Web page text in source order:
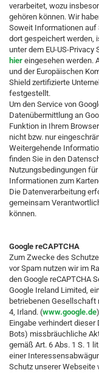
verarbeitet, wozu
gehören können. Wir
Soweit Informationen auf
dort gespeichert werden,
unter dem EU-US-
hier eingesehen werden.
und der Europäischen
Shield zertifizierte
festgestellt.
Um den Service von
Datenübermittlung an
Funktion in Ihrem
nicht bzw. nur
Weitergehende
finden Sie in den
Nutzungsbedingungen für
Informationen zum
Die Datenverarbeitung
gemeinsam
können.
Google reCAPTCHA
Zum Zwecke des
vor Spam nutzen wir im
den Google reCAPTCHA
Google Ireland Limited,
betriebenen Gesellschaft
4, Irland. (www.google.de
Eingabe verhindert
Bots) missbräuchliche
gemäß Art. 6 Abs. 1 S. 1
einer
Schutz unserer